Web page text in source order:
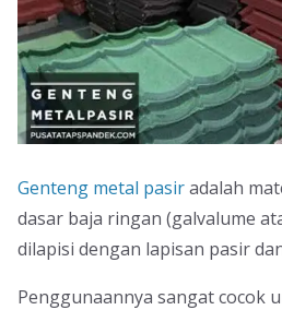
Genteng metal pasiradalah
dasar baja ringan (galvalume
dilapisi dengan lapisan pasir
Penggunaannya sangat cocok